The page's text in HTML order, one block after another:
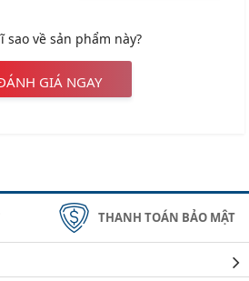
sao về sản phẩm này?
GIÁ NGAY
THANH TOÁN BẢO MẬT